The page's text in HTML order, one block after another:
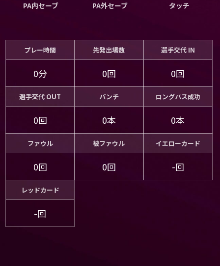
© AbemaTV. Inc. All Rights Reserved.
PA内セーブ PA外セーブ タッチ
プレー時間
0分
先発出場数
0回
選手交代 IN
0回
選手交代 OUT
0回
パンチ
0本
ロングパス成功
0本
ファウル
0回
被ファウル
0回
イエローカード
-回
レッドカード
-回